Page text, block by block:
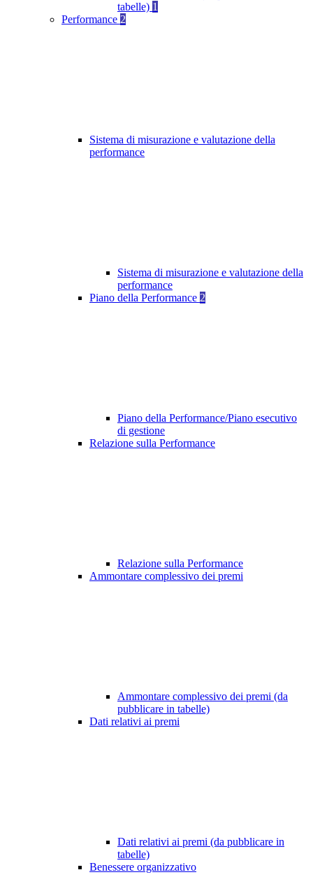
tabelle) 1
Performance 2
Sistema di misurazione e valutazione della
performance
Sistema di misurazione e valutazione della
performance
Piano della Performance 2
Piano della Performance/Piano esecutivo
di gestione
Relazione sulla Performance
Relazione sulla Performance
Ammontare complessivo dei premi
Ammontare complessivo dei premi (da
pubblicare in tabelle)
Dati relativi ai premi
Dati relativi ai premi (da pubblicare in
tabelle)
Benessere organizzativo